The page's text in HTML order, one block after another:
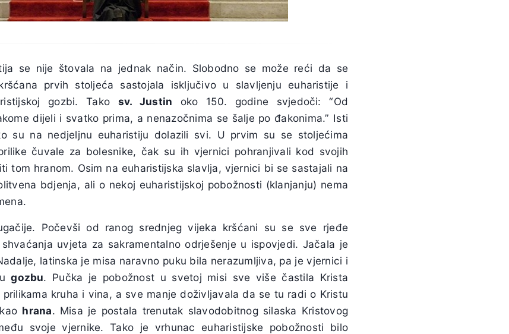
se nije štovala na jednak način. Slobodno se može reći da se
prvih stoljeća sastojala isključivo u slavljenju euharistije i
gozbi. Tako sv. Justin oko 150. godine svjedoči: “Od
dijeli i svatko prima, a nenazočnima se šalje po đakonima.” Isti
su na nedjeljnu euharistiju dolazili svi. U prvim su se stoljećima
čuvale za bolesnike, čak su ih vjernici pohranjivali kod svojih
tom hranom. Osim na euharistijska slavlja, vjernici bi se sastajali na
bdjenja, ali o nekoj euharistijskoj pobožnosti (klanjanju) nema
Počevši od ranog srednjeg vijeka kršćani su se sve rjeđe
uvjeta za sakramentalno odrješenje u ispovjedi. Jačala je
latinska je misa naravno puku bila nerazumljiva, pa je vjernici i
gozbu. Pučka je pobožnost u svetoj misi sve više častila Krista
kruha i vina, a sve manje doživljavala da se tu radi o Kristu
hrana. Misa je postala trenutak slavodobitnog silaska Kristovog
svoje vjernike. Tako je vrhunac euharistijske pobožnosti bilo